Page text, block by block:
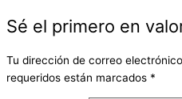
Sé el primero en
Tu dirección de correo
requeridos están marcados *